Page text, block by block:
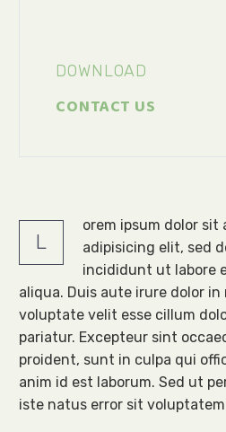
DOWNLOAD
CONTACT US
L
orem ipsum dolor
adipisicing elit, sed
incididunt ut labore
aliqua. Duis aute irure dolor
voluptate velit esse cillum
pariatur. Excepteur sint
proident, sunt in culpa qui
anim id est laborum. Sed ut
iste natus error sit